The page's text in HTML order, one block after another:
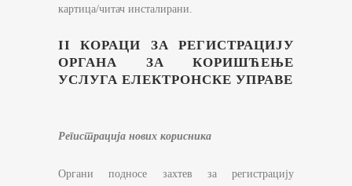
картица/читач инсталирани.
II КОРАЦИ ЗА РЕГИСТРАЦИЈУ
ОРГАНА ЗА КОРИШЋЕЊЕ
УСЛУГА ЕЛЕКТРОНСКЕ УПРАВЕ
Регистрација нових корисника
Органи подносе захтев за регистрацију